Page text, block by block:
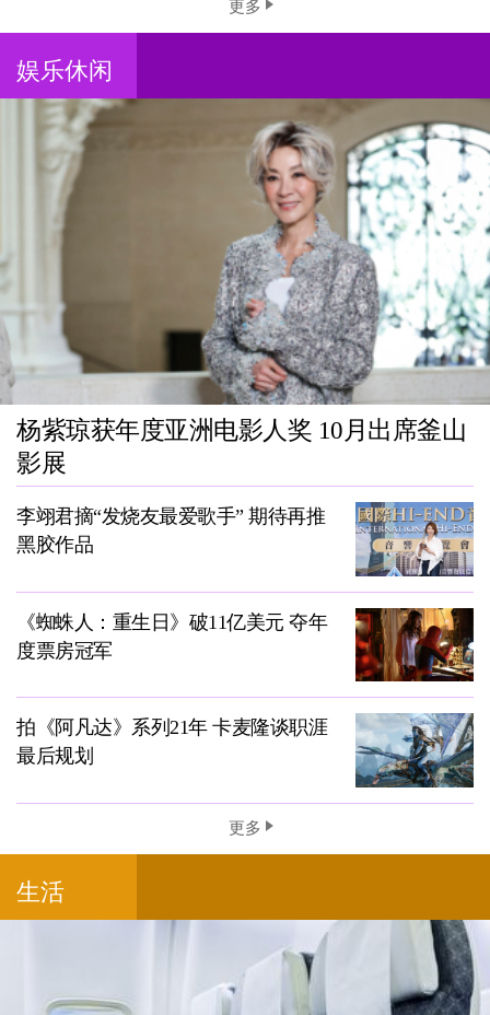
更多
娱乐休闲
杨紫琼获年度亚洲电影人奖 10月出席釜山
影展
李翊君摘“发烧友最爱歌手” 期待再推
黑胶作品
《蜘蛛人：重生日》破11亿美元 夺年
度票房冠军
拍《阿凡达》系列21年 卡麦隆谈职涯
最后规划
更多
生活